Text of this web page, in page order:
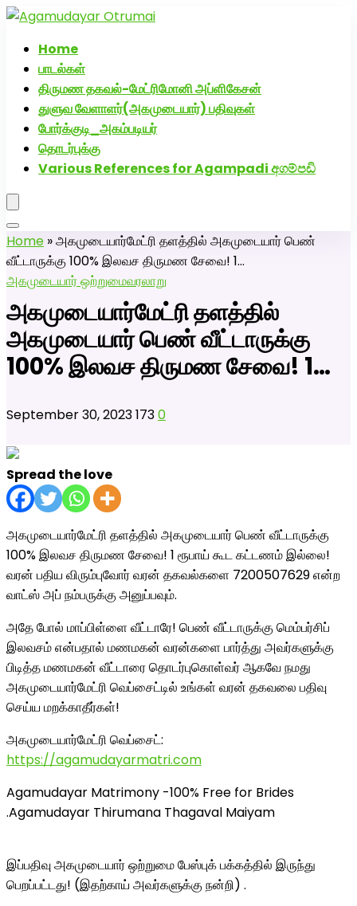
Home
பாடல்கள்
திருமண தகவல்-மேட்ரிமோனி அப்ளிகேசன்
துளுவ வேளாளர்(அகமுடையார்) பதிவுகள்
போர்க்குடி_அகம்படியர்
தொடர்புக்கு
Various References for Agampadi අගම්පඩි
Home »அகமுடையார்மேட்ரி தளத்தில் அகமுடையார் பெண்
வீட்டாருக்கு 100% இலவச திருமண சேவை! 1…
அகமுடையார் ஒற்றுமைவரலாறு
அகமுடையார்மேட்ரி தளத்தில்
அகமுடையார் பெண் வீட்டாருக்கு
100% இலவச திருமண சேவை! 1…
September 30, 20231730
Spread the love
அகமுடையார்மேட்ரி தளத்தில் அகமுடையார் பெண் வீட்டாருக்கு
100% இலவச திருமண சேவை! 1 ரூபாய் கூட கட்டணம் இல்லை!
வரன் பதிய விரும்புவோர் வரன் தகவல்களை 7200507629 என்ற
வாட்ஸ் அப் நம்பருக்கு அனுப்பவும்.
அதே போல் மாப்பிள்ளை வீட்டாரே! பெண் வீட்டாருக்கு மெம்பர்சிப்
இலவசம் என்பதால் மணமகன் வரன்களை பார்த்து அவர்களுக்கு
பிடித்த மணமகன் வீட்டாரை தொடர்புகொள்வர் ஆகவே நமது
அகமுடையார்மேட்ரி வெப்சைட்டில் உங்கள் வரன் தகவலை பதிவு
செய்ய மறக்காதீர்கள்!
அகமுடையார்மேட்ரி வெப்சைட்:
https://agamudayarmatri.com
Agamudayar Matrimony -100% Free for Brides
.Agamudayar Thirumana Thagaval Maiyam
இப்பதிவு அகமுடையார் ஒற்றுமை பேஸ்புக் பக்கத்தில் இருந்து
பெறப்பட்டது! (இதற்காய் அவர்களுக்கு நன்றி) .
அகமுடையார் திருமண வரன்களுக்கு அகமுடையார்மேட்ரி-